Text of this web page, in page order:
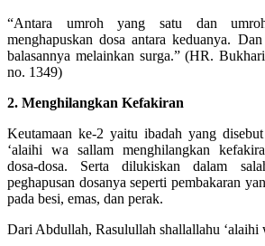
“Antara umroh yang satu dan
menghapuskan dosa antara keduanya.
balasannya melainkan surga.” (HR.
no. 1349)
2. Menghilangkan Kefakiran
Keutamaan ke-2 yaitu ibadah yang
‘alaihi wa sallam menghilangkan
dosa-dosa. Serta dilukiskan dalam
peghapusan dosanya seperti pembakaran
pada besi, emas, dan perak.
Dari Abdullah, Rasulullah shallallahu ‘alaihi